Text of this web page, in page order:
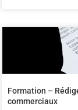
Formation –
commerciaux